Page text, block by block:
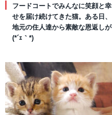
フードコートでみんなに笑顔と幸
せを届け続けてきた猫。ある日、
地元の住人達から素敵な恩返しが
(*´ｪ｀*)